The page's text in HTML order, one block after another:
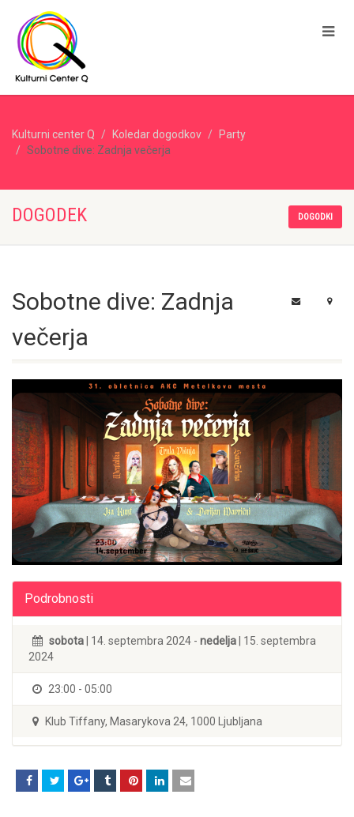
Kulturni center Q Koledar dogodkov
Party
Sobotne dive: Zadnja večerja
DOGODEK DOGODKI
Sobotne dive: Zadnja
večerja
Podrobnosti
sobota | 14. septembra 2024 - nedelja | 15. septembra
2024
23:00 - 05:00
Klub Tiffany, Masarykova 24, 1000 Ljubljana